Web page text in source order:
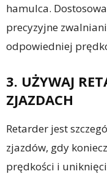
hamulca.
precyzyjne
odpowiedniej
3. UŻYWAJ
ZJAZDACH
Retarder jest
zjazdów, gdy
prędkości i